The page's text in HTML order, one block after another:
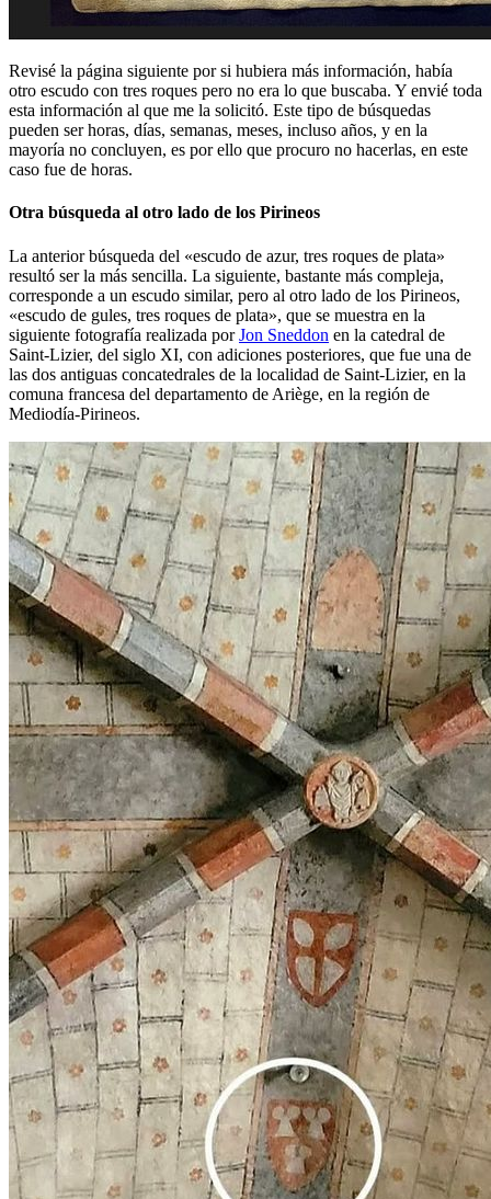
Revisé la página siguiente por si hubiera más información, había
otro escudo con tres roques pero no era lo que buscaba. Y envié toda
esta información al que me la solicitó. Este tipo de búsquedas
pueden ser horas, días, semanas, meses, incluso años, y en la
mayoría no concluyen, es por ello que procuro no hacerlas, en este
caso fue de horas.
Otra búsqueda al otro lado de los Pirineos
La anterior búsqueda del «escudo de azur, tres roques de plata»
resultó ser la más sencilla. La siguiente, bastante más compleja,
corresponde a un escudo similar, pero al otro lado de los Pirineos,
«escudo de gules, tres roques de plata», que se muestra en la
siguiente fotografía realizada porJon Sneddon en la catedral de
Saint-Lizier, del siglo XI, con adiciones posteriores, que fue una de
las dos antiguas concatedrales de la localidad de Saint-Lizier, en la
comuna francesa del departamento de Ariège, en la región de
Mediodía-Pirineos.